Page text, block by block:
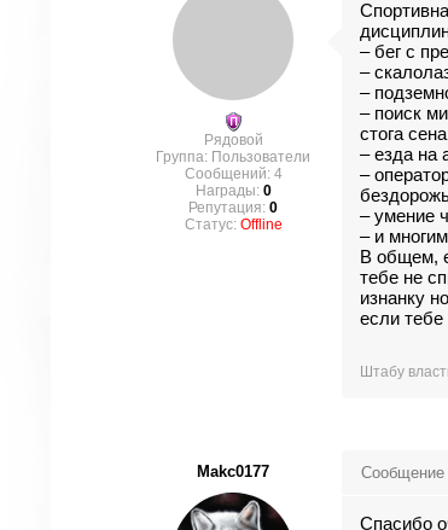
Рядовой
Группа: Пользователи
Сообщений: 4
Награды: 0
Репутация: 0
Статус: Offline
– бег с
–
–
– поиск
стога
– езда на
–
– умение
– и
В общем,
тебе не
изнанку
если
Штабу
Makc0177 Сообщение
Спасибо